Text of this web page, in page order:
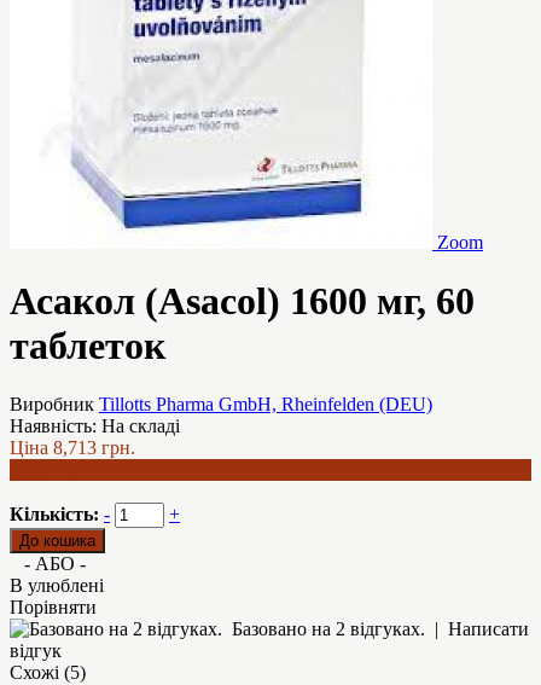
Zoom
Асакол (Asacol) 1600 мг, 60
таблеток
Виробник Tillotts Pharma GmbH, Rheinfelden (DEU)
Наявність: На складі
Ціна 8,713 грн.
Кількість: - +
- АБО -
В улюблені
Порівняти
Базовано на 2 відгуках. | Написати
відгук
Схожі (5)